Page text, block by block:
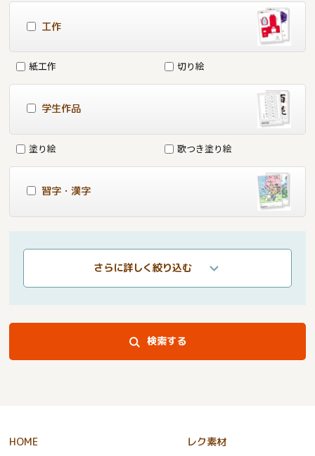
工作
紙工作 切り絵
学生作品
塗り絵 歌つき塗り絵
習字・漢字
さらに詳しく絞り込む
検索する
HOME
レク素材